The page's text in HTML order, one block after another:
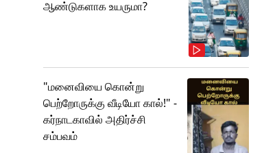
ஆண்டுகளாக உயருமா?
"மனைவியை கொன்று
பெற்றோருக்கு வீடியோ கால்!" -
கர்நாடகாவில் அதிர்ச்சி
சம்பவம்